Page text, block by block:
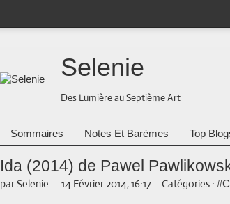
Selenie
Des Lumière au Septième Art
Sommaires Notes Et Barèmes Top
Ida (2014) de Pawel
par Selenie - 14 Février 2014, 16:17 - Catégories :